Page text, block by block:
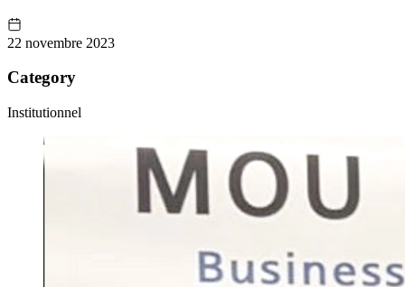
22 novembre 2023
Category
Institutionnel